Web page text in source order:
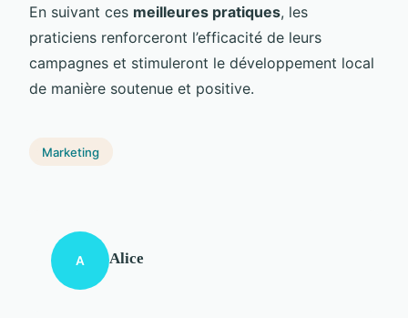
En suivant ces meilleures pratiques, les
praticiens renforceront l’efficacité de leurs
campagnes et stimuleront le développement local
de manière soutenue et positive.
Marketing
A Alice